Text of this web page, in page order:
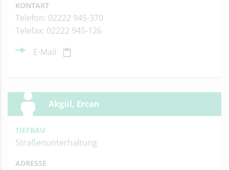
KONTAKT
Telefon: 02222 945-370
Telefax: 02222 945-126
E-Mail
Akgül, Ercan
TIEFBAU
Straßenunterhaltung
ADRESSE